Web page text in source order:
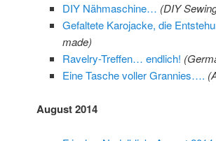
DIY Nähmaschine… (DIY
Gefaltete Karojacke, die
made)
Ravelry-Treffen… endlich!
Eine Tasche voller Grannies….
August 2014